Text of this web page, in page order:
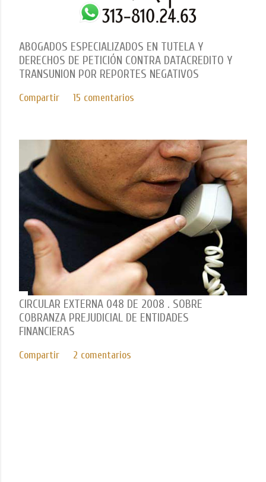
ABOGADOS ESPECIALIZADOS EN TUTELA Y
DERECHOS DE PETICIÓN CONTRA DATACREDITO Y
TRANSUNION POR REPORTES NEGATIVOS
Compartir 15 comentarios
CIRCULAR EXTERNA 048 DE 2008 . SOBRE
COBRANZA PREJUDICIAL DE ENTIDADES
FINANCIERAS
Compartir 2 comentarios